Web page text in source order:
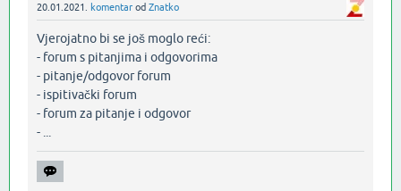
20.01.2021. komentar od Znatko
Vjerojatno bi se još moglo reći:
- forum s pitanjima i odgovorima
- pitanje/odgovor forum
- ispitivački forum
- forum za pitanje i odgovor
- ...‌